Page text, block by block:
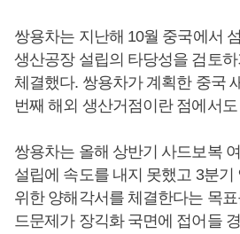
쌍용차는 지난해 10월 중국에서
생산공장 설립의 타당성을 검토
체결했다. 쌍용차가 계획한 중국
번째 해외 생산거점이란 점에서
쌍용차는 올해 상반기 사드보복
설립에 속도를 내지 못했고 3분
위한 양해각서를 체결한다는 목
드문제가 장긱화 국면에 접어들